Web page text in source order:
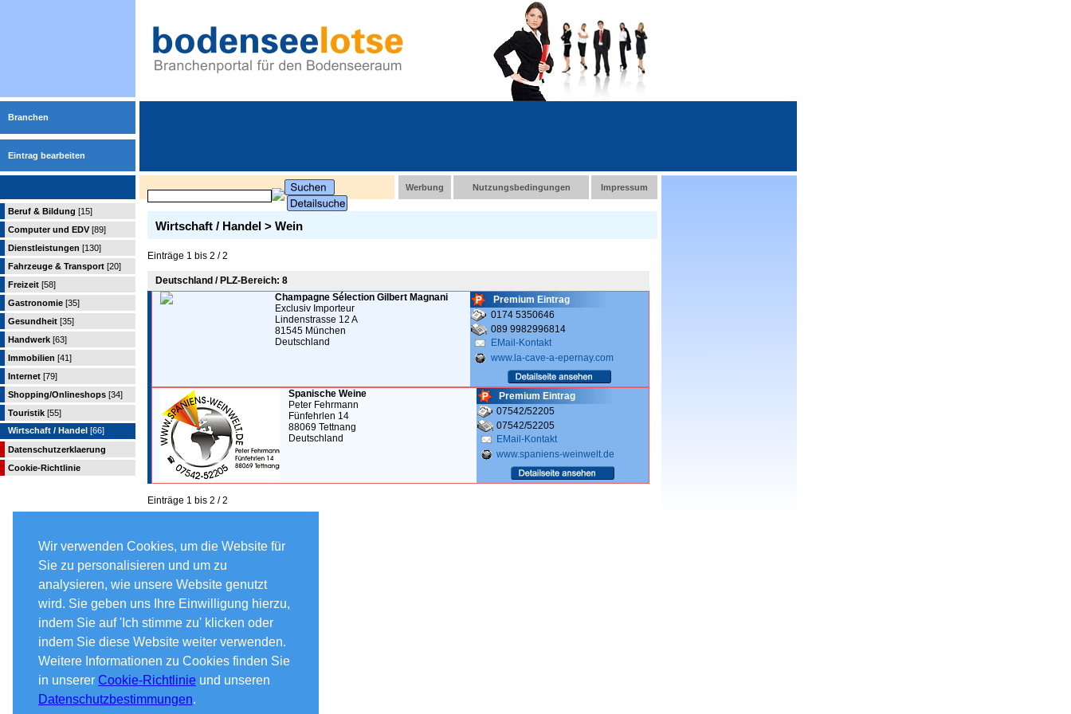
Wir verwenden Cookies, um die Website für
Sie zu personalisieren und um zu
analysieren, wie unsere Website genutzt
wird. Sie geben uns Ihre Einwilligung hierzu,
indem Sie auf 'Ich stimme zu' klicken oder
indem Sie diese Website weiter verwenden.
Weitere Informationen zu Cookies finden Sie
in unserer Cookie-Richtlinie und unseren
Datenschutzbestimmungen.
Branchen
Eintrag bearbeiten
Werbung Nutzungsbedingungen Impressum
Beruf & Bildung [15]
Computer und EDV [89]
Dienstleistungen [130]
Fahrzeuge & Transport [20]
Freizeit [58]
Gastronomie [35]
Gesundheit [35]
Handwerk [63]
Immobilien [41]
Internet [79]
Shopping/Onlineshops [34]
Touristik [55]
Wirtschaft / Handel [66]
Datenschutzerklaerung
Cookie-Richtlinie
Wirtschaft / Handel > Wein
Einträge 1 bis 2 / 2
Deutschland / PLZ-Bereich: 8
Champagne Sélection Gilbert Magnani
Exclusiv Importeur
Lindenstrasse 12 A
81545 München
Deutschland
Premium Eintrag
0174 5350646
089 9982996814
EMail-Kontakt
www.la-cave-a-epernay.com
Spanische Weine
Peter Fehrmann
Fünfehrlen 14
88069 Tettnang
Deutschland
Premium Eintrag
07542/52205
07542/52205
EMail-Kontakt
www.spaniens-weinwelt.de
Einträge 1 bis 2 / 2